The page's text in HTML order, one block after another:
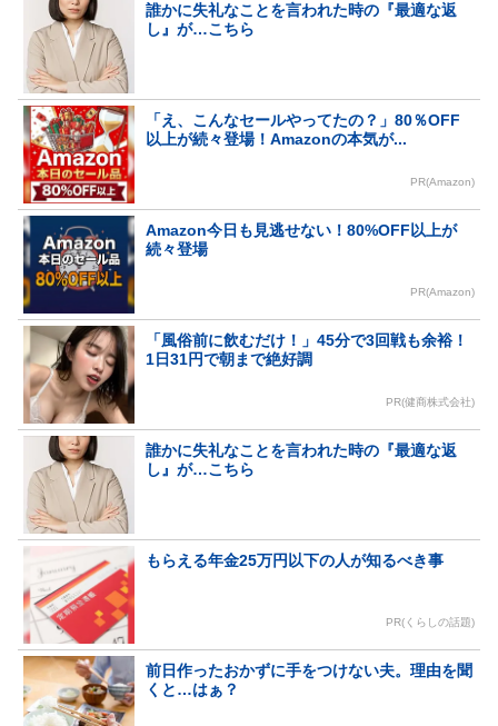
誰かに失礼なことを言われた時の『最適な返
し』が…こちら
「え、こんなセールやってたの？」80％OFF
以上が続々登場！Amazonの本気が...
PR(Amazon)
Amazon今日も見逃せない！80%OFF以上が
続々登場
PR(Amazon)
「風俗前に飲むだけ！」45分で3回戦も余裕！
1日31円で朝まで絶好調
PR(健商株式会社)
誰かに失礼なことを言われた時の『最適な返
し』が…こちら
もらえる年金25万円以下の人が知るべき事
PR(くらしの話題)
前日作ったおかずに手をつけない夫。理由を聞
くと…はぁ？